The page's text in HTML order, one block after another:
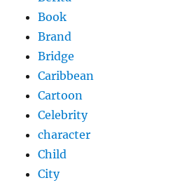
Book
Brand
Bridge
Caribbean
Cartoon
Celebrity
character
Child
City